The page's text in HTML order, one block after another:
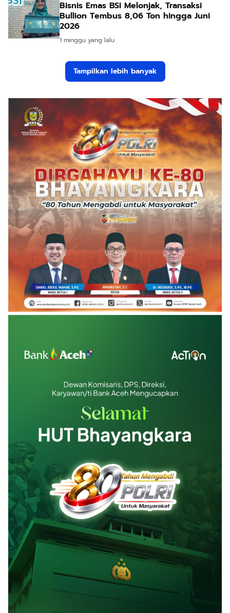
Bisnis Emas BSI Melonjak, Transaksi
Bullion Tembus 8,06 Ton hingga Juni
2026
1 minggu yang lalu
Tampilkan lebih banyak